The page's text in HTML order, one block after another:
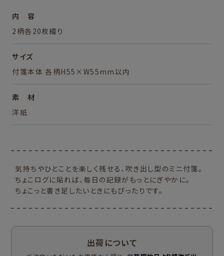
内 容
2柄各20枚綴り
サイズ
付箋本体 各柄H55×W55mm以内
素 材
洋紙
気持ちやひとことを楽しく残せる、吹き出し型のミニ付箋。
ちょこログに貼れば、毎日の記録がもっとにぎやかに。
ちょこっと書き足したいときにもぴったりです。
出荷について